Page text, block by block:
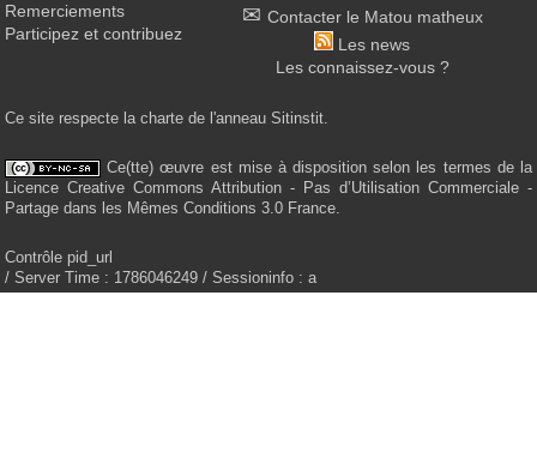
Remerciements
Participez et contribuez
Contacter le Matou matheux
Les news
Les connaissez-vous ?
Ce site respecte la charte de l'anneau Sitinstit.
Ce(tte) œuvre est mise à disposition selon les termes de la
Licence Creative Commons Attribution - Pas d’Utilisation Commerciale -
Partage dans les Mêmes Conditions 3.0 France.
Contrôle pid_url
/ Server Time : 1786046249 / Sessioninfo : a